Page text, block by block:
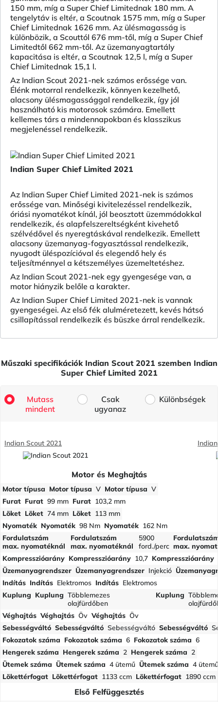
150 mm, míg a Super Chief Limitednak 180 mm. A
tengelytáv is eltér, a Scoutnak 1575 mm, míg a Super
Chief Limitednak 1626 mm. Az ülésmagasság is
különbözik, a Scouttól 676 mm-től, míg a Super Chief
Limitedtől 662 mm-től. Az üzemanyagtartály
kapacitása is eltér, a Scoutnak 12,5 l, míg a Super
Chief Limitednak 15,1 l.
Az Indian Scout 2021-nek számos erőssége van.
Élénk motorral rendelkezik, könnyen kezelhető,
alacsony ülésmagassággal rendelkezik, így jól
használható kis motorosok számára. Emellett
kellemes társ a mindennapokban és klasszikus
megjelenéssel rendelkezik.
Indian Super Chief Limited 2021
Az Indian Super Chief Limited 2021-nek is számos
erőssége van. Minőségi kivitelezéssel rendelkezik,
óriási nyomatékot kínál, jól beosztott üzemmódokkal
rendelkezik, és alapfelszereltségként kivehető
szélvédővel és nyeregtáskával rendelkezik. Emellett
alacsony üzemanyag-fogyasztással rendelkezik,
nyugodt üléspozícióval és elegendő hely és
teljesítménnyel a kétszemélyes üzemeltetéshez.
Az Indian Scout 2021-nek egy gyengesége van, a
motor hiányzik belőle a karakter.
Az Indian Super Chief Limited 2021-nek is vannak
gyengeségei. Az első fék alulméretezett, kevés hátsó
csillapítással rendelkezik és büszke árral rendelkezik.
Műszaki specifikációk Indian Scout 2021 szemben Indian
Super Chief Limited 2021
Mutass
mindent
Csak
ugyanaz
Különbségek
Indian Scout 2021
Motor és Meghajtás
Motor típusa Motor típusa V Motor típusa V
Furat Furat 99 mm Furat 103,2 mm
Löket Löket 74 mm Löket 113 mm
Nyomaték Nyomaték 98 Nm Nyomaték 162 Nm
Fordulatszám
max. nyomatéknál
Fordulatszám
max. nyomatéknál
5900
ford./perc max.
Kompresszióarány Kompresszióarány 10,7 Kompresszióarány
Üzemanyagrendszer Üzemanyagrendszer Injekció
Indítás Indítás Elektromos Indítás Elektromos
Kuplung Kuplung Többlemezes
olajfürdőben
Kuplung
Véghajtás Véghajtás Öv Véghajtás Öv
Sebességváltó Sebességváltó Sebességváltó Sebességváltó
Fokozatok száma Fokozatok száma 6 Fokozatok száma 6
Hengerek száma Hengerek száma 2 Hengerek száma 2
Ütemek száma Ütemek száma 4 ütemű Ütemek száma 4 ütemű
Lökettérfogat Lökettérfogat 1133 ccm Lökettérfogat 1890 ccm
Első Felfüggesztés